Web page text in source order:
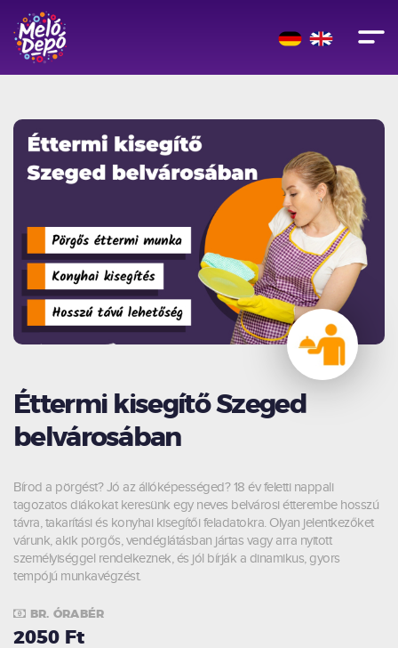
Éttermi kisegítő Szeged
belvárosában
Bírod a pörgést? Jó az állóképességed? 18 év feletti nappali
tagozatos diákokat keresünk egy neves belvárosi étterembe hosszú
távra, takarítási és konyhai kisegítői feladatokra. Olyan jelentkezőket
várunk, akik pörgős, vendéglátásban jártas vagy arra nyitott
személyiséggel rendelkeznek, és jól bírják a dinamikus, gyors
tempójú munkavégzést.
BR. ÓRABÉR
2050 Ft